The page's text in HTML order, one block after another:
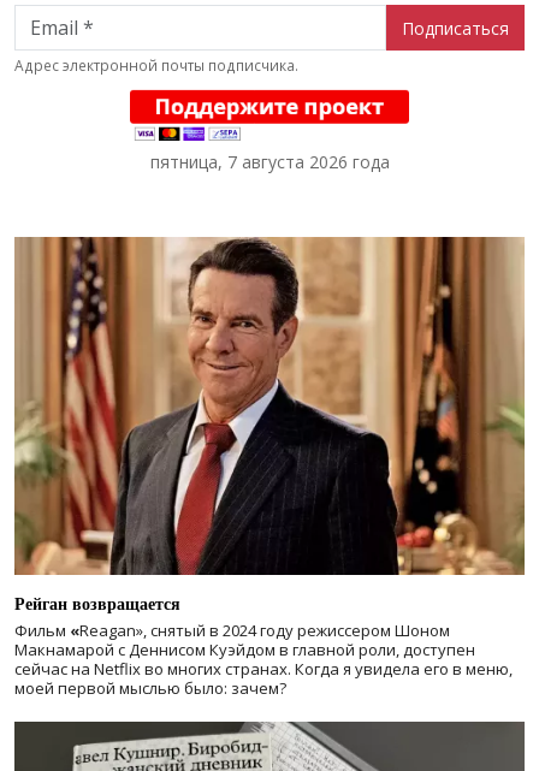
Email
Адрес электронной почты подписчика.
пятница, 7 августа 2026 года
Рейган возвращается
Фильм «Reagan», снятый в 2024 годурежиссером Шоном
Макнамарой с Деннисом Куэйдом в главной роли, доступен
сейчас на Netflix во многих странах. Когда я увидела его в меню,
моей первой мыслью было: зачем?